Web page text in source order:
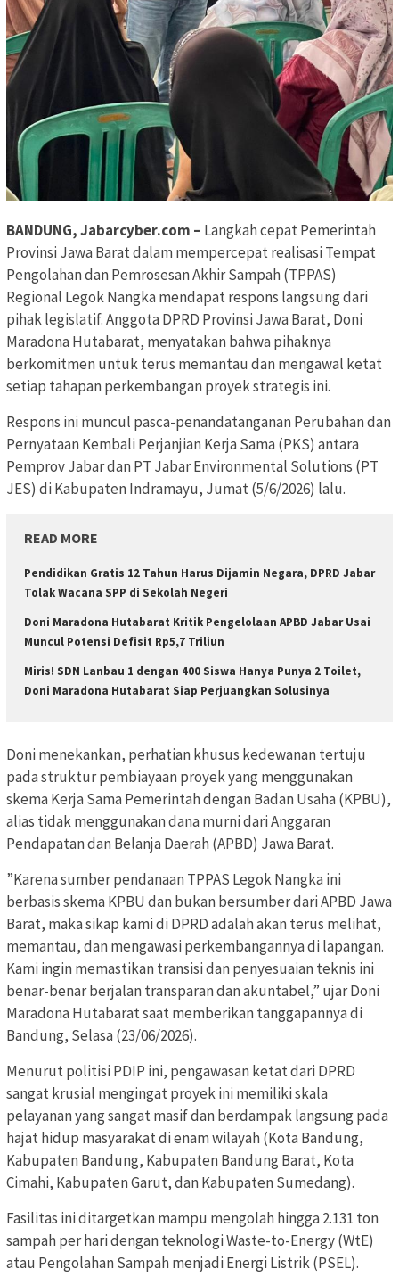
BANDUNG, Jabarcyber.com – Langkah cepat Pemerintah
Provinsi Jawa Barat dalam mempercepat realisasi Tempat
Pengolahan dan Pemrosesan Akhir Sampah (TPPAS)
Regional Legok Nangka mendapat respons langsung dari
pihak legislatif. Anggota DPRD Provinsi Jawa Barat, Doni
Maradona Hutabarat, menyatakan bahwa pihaknya
berkomitmen untuk terus memantau dan mengawal ketat
setiap tahapan perkembangan proyek strategis ini.
​Respons ini muncul pasca-penandatanganan Perubahan dan
Pernyataan Kembali Perjanjian Kerja Sama (PKS) antara
Pemprov Jabar dan PT Jabar Environmental Solutions (PT
JES) di Kabupaten Indramayu, Jumat (5/6/2026) lalu.
READ MORE
Pendidikan Gratis 12 Tahun Harus Dijamin Negara, DPRD Jabar
Tolak Wacana SPP di Sekolah Negeri
Doni Maradona Hutabarat Kritik Pengelolaan APBD Jabar Usai
Muncul Potensi Defisit Rp5,7 Triliun
Miris! SDN Lanbau 1 dengan 400 Siswa Hanya Punya 2 Toilet,
Doni Maradona Hutabarat Siap Perjuangkan Solusinya
​Doni menekankan, perhatian khusus kedewanan tertuju
pada struktur pembiayaan proyek yang menggunakan
skema Kerja Sama Pemerintah dengan Badan Usaha (KPBU),
alias tidak menggunakan dana murni dari Anggaran
Pendapatan dan Belanja Daerah (APBD) Jawa Barat.
​”Karena sumber pendanaan TPPAS Legok Nangka ini
berbasis skema KPBU dan bukan bersumber dari APBD Jawa
Barat, maka sikap kami di DPRD adalah akan terus melihat,
memantau, dan mengawasi perkembangannya di lapangan.
Kami ingin memastikan transisi dan penyesuaian teknis ini
benar-benar berjalan transparan dan akuntabel,” ujar Doni
Maradona Hutabarat saat memberikan tanggapannya di
Bandung, Selasa (23/06/2026).
​Menurut politisi PDIP ini, pengawasan ketat dari DPRD
sangat krusial mengingat proyek ini memiliki skala
pelayanan yang sangat masif dan berdampak langsung pada
hajat hidup masyarakat di enam wilayah (Kota Bandung,
Kabupaten Bandung, Kabupaten Bandung Barat, Kota
Cimahi, Kabupaten Garut, dan Kabupaten Sumedang).
​Fasilitas ini ditargetkan mampu mengolah hingga 2.131 ton
sampah per hari dengan teknologi Waste-to-Energy (WtE)
atau Pengolahan Sampah menjadi Energi Listrik (PSEL).